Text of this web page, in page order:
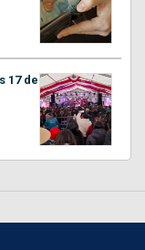
17 de